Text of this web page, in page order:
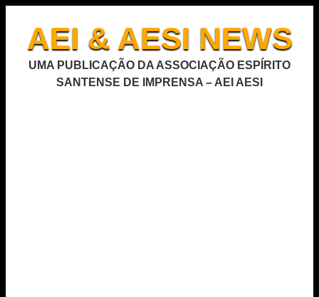
AEI & AESI NEWS
UMA PUBLICAÇÃO DA ASSOCIAÇÃO ESPÍRITO
SANTENSE DE IMPRENSA – AEI AESI